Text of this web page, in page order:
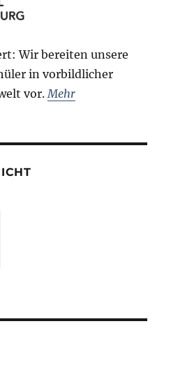
Wir bereiten unsere
in vorbildlicher
vor. Mehr